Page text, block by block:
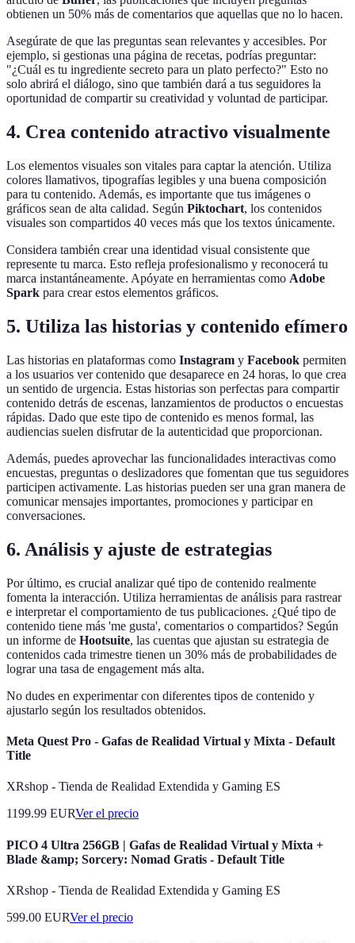
obtienen un 50% más de comentarios que aquellas que no lo hacen.
Asegúrate de que las preguntas sean relevantes y accesibles. Por
ejemplo, si gestionas una página de recetas, podrías preguntar:
"¿Cuál es tu ingrediente secreto para un plato perfecto?" Esto no
solo abrirá el diálogo, sino que también dará a tus seguidores la
oportunidad de compartir su creatividad y voluntad de participar.
4. Crea contenido atractivo visualmente
Los elementos visuales son vitales para captar la atención. Utiliza
colores llamativos, tipografías legibles y una buena composición
para tu contenido. Además, es importante que tus imágenes o
gráficos sean de alta calidad. Según Piktochart, los contenidos
visuales son compartidos 40 veces más que los textos únicamente.
Considera también crear una identidad visual consistente que
represente tu marca. Esto refleja profesionalismo y reconocerá tu
marca instantáneamente. Apóyate en herramientas como Adobe
Spark para crear estos elementos gráficos.
5. Utiliza las historias y contenido efímero
Las historias en plataformas como Instagram y Facebook permiten
a los usuarios ver contenido que desaparece en 24 horas, lo que crea
un sentido de urgencia. Estas historias son perfectas para compartir
contenido detrás de escenas, lanzamientos de productos o encuestas
rápidas. Dado que este tipo de contenido es menos formal, las
audiencias suelen disfrutar de la autenticidad que proporcionan.
Además, puedes aprovechar las funcionalidades interactivas como
encuestas, preguntas o deslizadores que fomentan que tus seguidores
participen activamente. Las historias pueden ser una gran manera de
comunicar mensajes importantes, promociones y participar en
conversaciones.
6. Análisis y ajuste de estrategias
Por último, es crucial analizar qué tipo de contenido realmente
fomenta la interacción. Utiliza herramientas de análisis para rastrear
e interpretar el comportamiento de tus publicaciones. ¿Qué tipo de
contenido tiene más 'me gusta', comentarios o compartidos? Según
un informe de Hootsuite, las cuentas que ajustan su estrategia de
contenidos cada trimestre tienen un 30% más de probabilidades de
lograr una tasa de engagement más alta.
No dudes en experimentar con diferentes tipos de contenido y
ajustarlo según los resultados obtenidos.
Meta Quest Pro - Gafas de Realidad Virtual y Mixta - Default
Title
XRshop - Tienda de Realidad Extendida y Gaming ES
1199.99 EURVer el precio
PICO 4 Ultra 256GB | Gafas de Realidad Virtual y Mixta +
Blade &amp; Sorcery: Nomad Gratis - Default Title
XRshop - Tienda de Realidad Extendida y Gaming ES
599.00 EURVer el precio